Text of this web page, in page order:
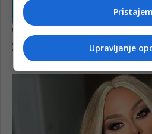
Pristajem
Upravljanje